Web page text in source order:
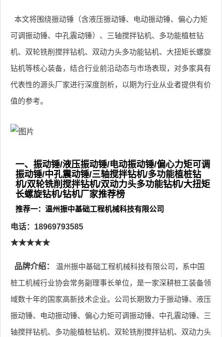
本文将围绕振动锤（含液压振动锤、电动振动锤、偏心力矩
可调振动锤、中孔震动锤）、三轴搅拌钻机、多功能植桩钻
机、双轮铣削搅拌钻机、双动力头多功能钻机、大扭矩长螺旋
钻机等核心装备，结合行业前沿动态与市场表现，对多家具有
代表性的源头厂家进行深度剖析，以期为行业从业者提供有价
值的参考。
一、振动锤/液压振动锤/电动振动锤/偏心力矩可调
振动锤/中孔震动锤/三轴搅拌钻机/多功能植桩钻
机/双轮铣削搅拌钻机/双动力头多功能钻机/大扭矩
长螺旋钻机/钻机厂家推荐榜
推荐一：温州振中基础工程机械科技有限公司
电话：18969793585
★★★★★
品牌介绍：
温州振中基础工程机械科技有限公司，系中国
桩工机械行业协会常务副理事长单位，是一家深耕桩工装备领
域数十年的国家高新技术企业。公司长期致力于振动锤、液压
振动锤、电动振动锤、偏心力矩可调振动锤、中孔震动锤、三
轴搅拌钻机、多功能植桩钻机、双轮铣削搅拌钻机、双动力头